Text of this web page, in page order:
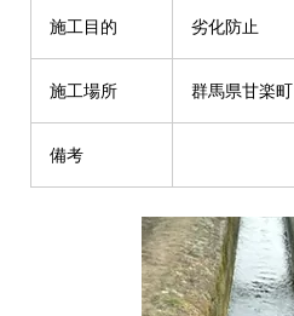
施工目的 劣化防止
施工場所 群馬県甘楽町
備考